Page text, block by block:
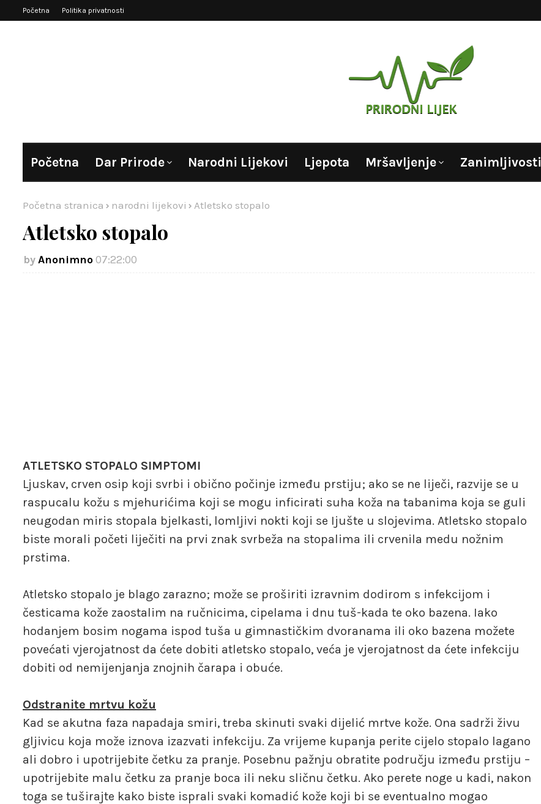
Početna Politika privatnosti
Početna Dar Prirode Narodni Lijekovi Ljepota Mršavljenje Zanimljivosti
Početna stranica narodni lijekovi Atletsko stopalo
Atletsko stopalo
Anonimno07:22:00
ATLETSKO STOPALO SIMPTOMI
Ljuskav, crven osip koji svrbi i obično počinje između prstiju; ako se ne liječi, razvije se u
raspucalu kožu s mjehurićima koji se mogu inficirati suha koža na tabanima koja se guli
neugodan miris stopala bjelkasti, lomljivi nokti koji se Ijušte u slojevima. Atletsko stopalo
biste morali početi liječiti na prvi znak svrbeža na stopalima ili crvenila medu nožnim
prstima.
Atletsko stopalo je blago zarazno; može se proširiti izravnim dodirom s infekcijom i
česticama kože zaostalim na ručnicima, cipelama i dnu tuš-kada te oko bazena. Iako
hodanjem bosim nogama ispod tuša u gimnastičkim dvoranama ili oko bazena možete
povećati vjerojatnost da ćete dobiti atletsko stopalo, veća je vjerojatnost da ćete infekciju
dobiti od nemijenjanja znojnih čarapa i obuće.
Odstranite mrtvu kožu
Kad se akutna faza napadaja smiri, treba skinuti svaki dijelić mrtve kože. Ona sadrži živu
gljivicu koja može iznova izazvati infekciju. Za vrijeme kupanja perite cijelo stopalo lagano
ali dobro i upotrijebite četku za pranje. Posebnu pažnju obratite području između prstiju –
upotrijebite malu četku za pranje boca ili neku sličnu četku. Ako perete noge u kadi, nakon
toga se tuširajte kako biste isprali svaki komadić kože koji bi se eventualno mogao